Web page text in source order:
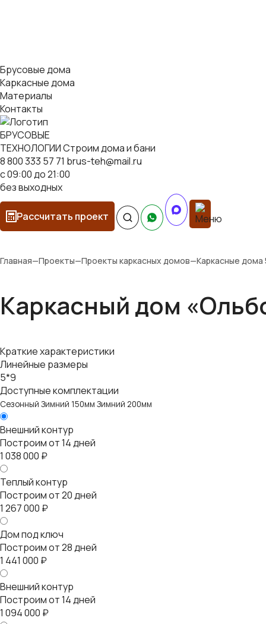
Брусовые дома
Каркасные дома
Материалы
Контакты
БРУСОВЫЕ
ТЕХНОЛОГИИСтроим дома и бани
8 800 333 57 71 brus-teh@mail.ru
с 09:00 до 21:00
без выходных
Рассчитать проект
Главная—Проекты—Проекты каркасных домов—Каркасные дома
Каркасный дом
Краткие характеристики
Линейные размеры
5*9
Доступные комплектации
Сезонный Зимний 150мм Зимний 200мм
Внешний контур
Построим от 14 дней
1 038 000 ₽
Теплый контур
Построим от 20 дней
1 267 000 ₽
Дом под ключ
Построим от 28 дней
1 441 000 ₽
Внешний контур
Построим от 14 дней
1 094 000 ₽